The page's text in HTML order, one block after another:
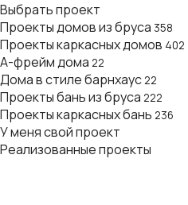
Выбрать проект
Проекты домов из бруса 358
Проекты каркасных домов 402
А-фрейм дома 22
Дома в стиле барнхаус22
Проекты бань из бруса 222
Проекты каркасных бань 236
У меня свой проект
Реализованные проекты